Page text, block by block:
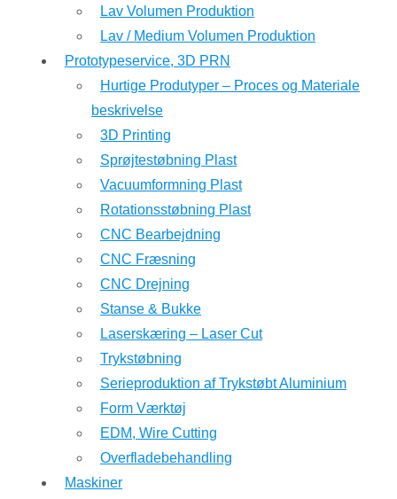
Lav Volumen Produktion
Lav / Medium Volumen Produktion
Prototypeservice, 3D PRN
Hurtige Produtyper – Proces og Materiale
beskrivelse
3D Printing
Sprøjtestøbning Plast
Vacuumformning Plast
Rotationsstøbning Plast
CNC Bearbejdning
CNC Fræsning
CNC Drejning
Stanse & Bukke
Laserskæring – Laser Cut
Trykstøbning
Serieproduktion af Trykstøbt Aluminium
Form Værktøj
EDM, Wire Cutting
Overfladebehandling
Maskiner